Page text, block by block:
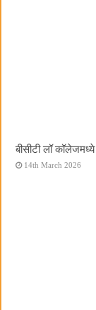
बीसीटी लॉ
14th March 2026